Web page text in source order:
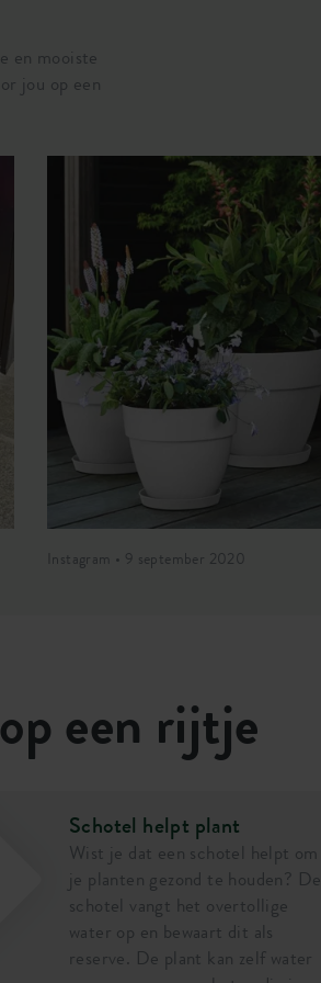
en mooiste
jou op een
Instagram • 9 september 2020
een rijtje
Schotel helpt plant
Wist je dat een schotel helpt om
je planten gezond te houden? De
schotel vangt het overtollige
water op en bewaart dit als
reserve. De plant kan zelf water